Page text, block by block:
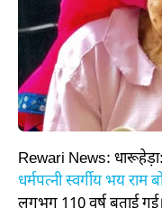
Rewari News:
धर्मपत्नी स्वर्गीय भय राम
लगभग 110 वर्ष बताई